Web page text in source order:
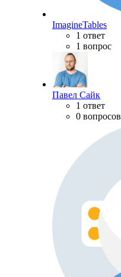
ImagineTables
1 ответ
1 вопрос
Павел Сайк
1 ответ
0 вопросов